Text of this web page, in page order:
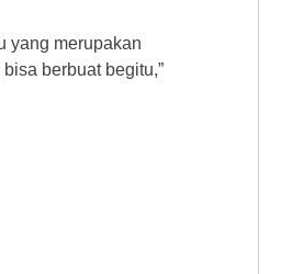
yang merupakan
berbuat begitu,”